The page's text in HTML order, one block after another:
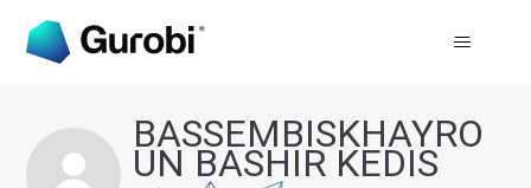
BASSEMBISKHAYRO
UN BASHIR KEDIS